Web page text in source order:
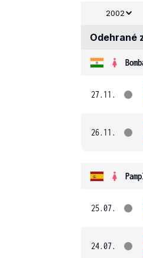
2002
Odehrané
27.11.
26.11.
25.07.
24.07.